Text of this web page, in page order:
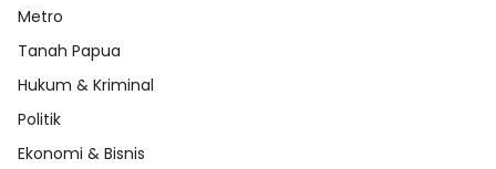
Metro
Tanah Papua
Hukum & Kriminal
Politik
Ekonomi & Bisnis